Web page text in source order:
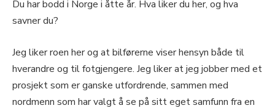
Du har bodd i Norge i åtte år. Hva liker du her, og hva
savner du?
Jeg liker roen her og at bilførerne viser hensyn både til
hverandre og til fotgjengere. Jeg liker at jeg jobber med et
prosjekt som er ganske utfordrende, sammen med
nordmenn som har valgt å se på sitt eget samfunn fra en